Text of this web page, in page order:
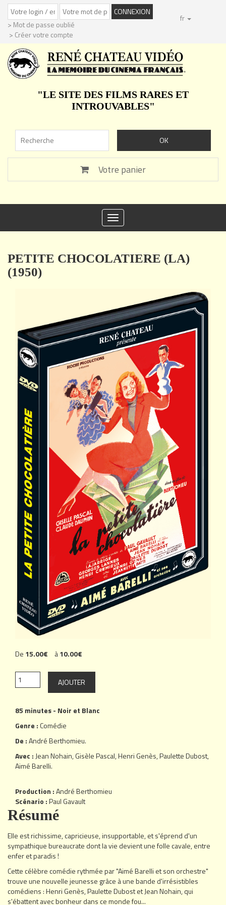
> Mot de passe oublié
> Créer votre compte
fr
"LE SITE DES FILMS RARES ET
INTROUVABLES"
Votre panier
Toggle
navigation
PETITE CHOCOLATIERE (LA)
(1950)
De 15.00€ à10.00€
85 minutes - Noir et Blanc
Genre : Comédie
De :André Berthomieu.
Avec : Jean Nohain,Gisèle Pascal,Henri Genès,Paulette Dubost,
Aimé Barelli.
Production :André Berthomieu
Scénario :Paul Gavault
Résumé
Elle est richissime, capricieuse, insupportable, et s'éprend d'un
sympathique bureaucrate dont la vie devient une folle cavale, entre
enfer et paradis !
Cette célèbre comédie rythmée par "Aimé Barelli et son orchestre"
trouve une nouvelle jeunesse grâce à une bande d'irrésistibles
comédiens : Henri Genès, Paulette Dubost et Jean Nohain, qui
s'ébattent avec bonheur dans ce monde fou...